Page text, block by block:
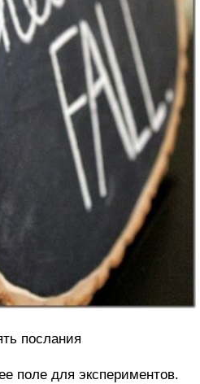
послания
поле для экспериментов.